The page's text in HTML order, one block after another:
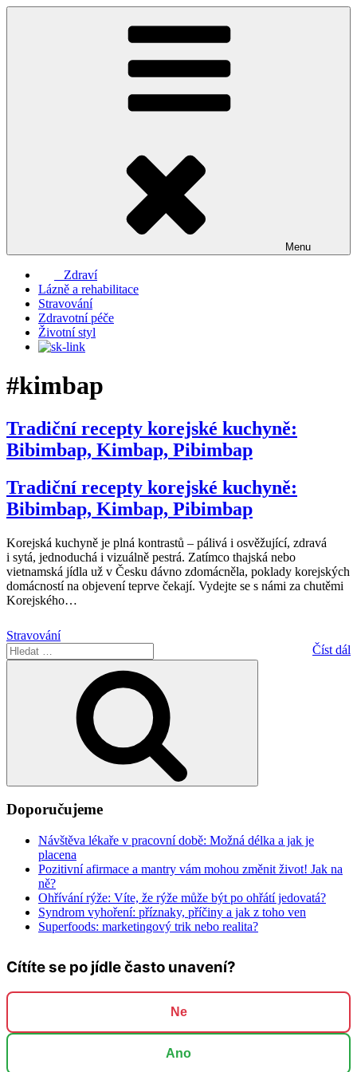
Přejít
Menu
Zdraví
Lázně a rehabilitace
Stravování
Zdravotní péče
Životní styl
#kimbap
Tradiční recepty korejské kuchyně:
Bibimbap, Kimbap, Pibimbap
Tradiční recepty korejské kuchyně:
Bibimbap, Kimbap, Pibimbap
Korejská kuchyně je plná kontrastů – pálivá i osvěžující, zdravá
i sytá, jednoduchá i vizuálně pestrá. Zatímco thajská nebo
vietnamská jídla už v Česku dávno zdomácněla, poklady korejských
domácností na objevení teprve čekají. Vydejte se s námi za chutěmi
Korejského…
Stravování
Číst dál
Hledat:
Doporučujeme
Návštěva lékaře v pracovní době: Možná délka a jak je
placena
Pozitivní afirmace a mantry vám mohou změnit život! Jak na
ně?
Ohřívání rýže: Víte, že rýže může být po ohřátí jedovatá?
Syndrom vyhoření: příznaky, příčiny a jak z toho ven
Superfoods: marketingový trik nebo realita?
Cítíte se po jídle často unavení?
Ne
Ano